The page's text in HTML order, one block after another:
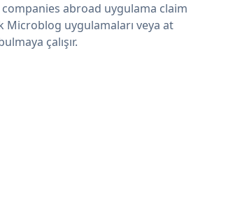
abroad uygulama claim
Microblog uygulamaları veya at
çalışır.